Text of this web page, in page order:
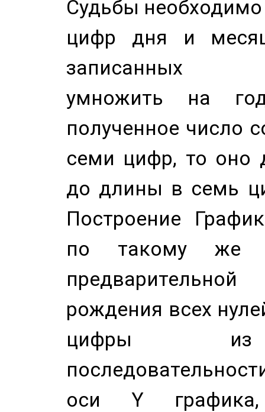
Судьбы
цифр дня и
записанных
умножить на
полученное число
семи цифр, то оно
до длины в семь
Построение
по такому же
рождения всех
цифры из
оси Y